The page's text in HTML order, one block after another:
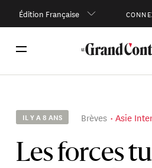
Édition Française
IL Y A 8 ANS Brèves Asie
Les forces